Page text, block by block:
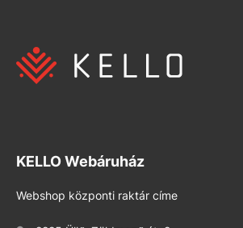
KELLO Webáruház
Webshop központi raktár címe